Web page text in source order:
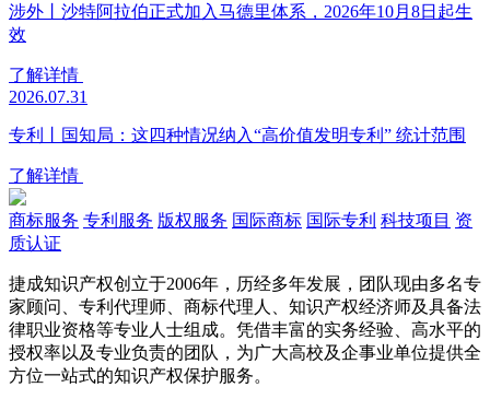
涉外丨沙特阿拉伯正式加入马德里体系，2026年10月8日起生
效
了解详情
2026.07.31
专利丨国知局：这四种情况纳入“高价值发明专利” 统计范围
了解详情
商标服务 专利服务 版权服务 国际商标 国际专利 科技项目 资
质认证
捷成知识产权创立于2006年，历经多年发展，团队现由多名专
家顾问、专利代理师、商标代理人、知识产权经济师及具备法
律职业资格等专业人士组成。凭借丰富的实务经验、高水平的
授权率以及专业负责的团队，为广大高校及企事业单位提供全
方位一站式的知识产权保护服务。